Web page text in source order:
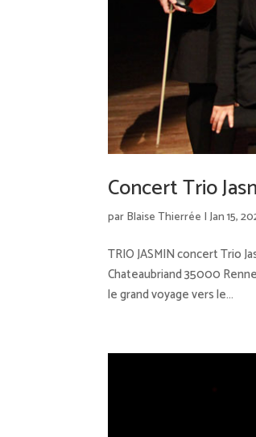
Concert Trio
parBlaise Thierrée |Jan 15,
TRIO JASMIN concert Trio
Chateaubriand 35000
le grand voyage vers le...